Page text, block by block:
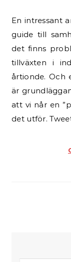
En intressant analys finns på bloggen ”Nybörjarens
guide till
det finns
tillväxten i
årtionde. Och
är
att vi når en
det utför.